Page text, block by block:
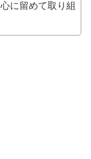
に留めて取り組